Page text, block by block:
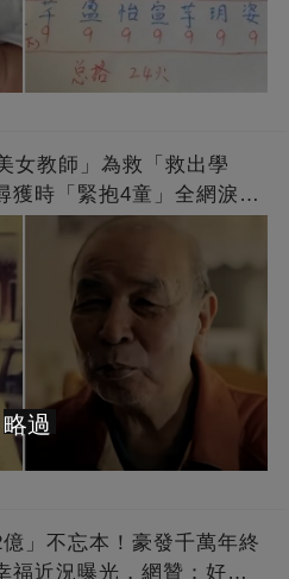
女教師」為救「救出學
獲時「緊抱4童」全網淚
」不忘本！豪發千萬年終
福近況曝光，網贊：好老
略過